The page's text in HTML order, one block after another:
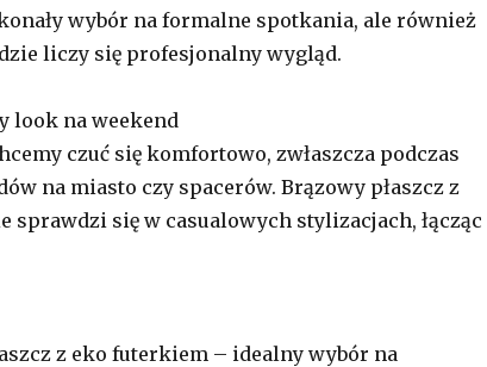
wybór na formalne spotkania, ale również
liczy się profesjonalny wygląd.
look na weekend
czuć się komfortowo, zwłaszcza podczas
na miasto czy spacerów. Brązowy płaszcz z
sprawdzi się w casualowych stylizacjach, łącząc
z eko futerkiem – idealny wybór na